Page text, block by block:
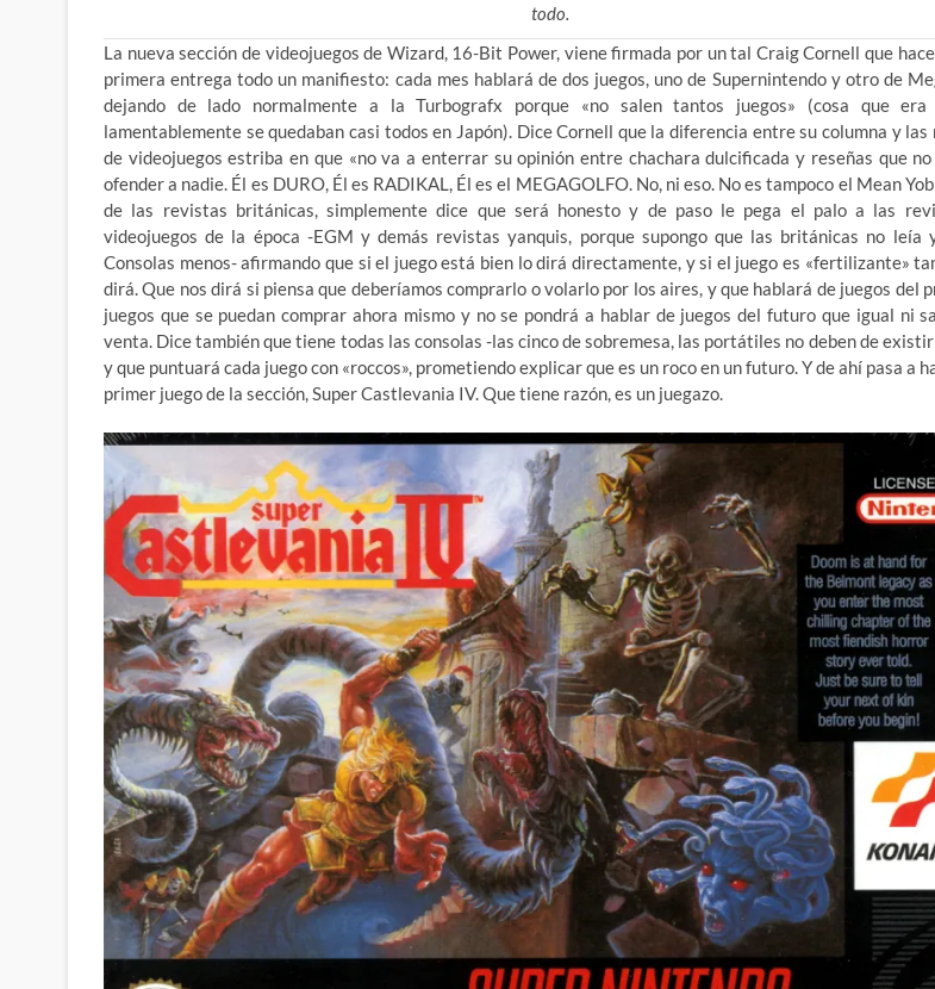
todo.
La nueva sección de videojuegos de Wizard, 16-Bit Power, viene firmada por un tal Craig Cornell que
primera entrega todo un manifiesto: cada mes hablará de dos juegos, uno de Supernintendo y otro de
dejando de lado normalmente a la Turbografx porque «no salen tantos juegos» (cosa que era
lamentablemente se quedaban casi todos en Japón). Dice Cornell que la diferencia entre su columna y
de videojuegos estriba en que «no va a enterrar su opinión entre chachara dulcificada y reseñas que
ofender a nadie. Él es DURO, Él es RADIKAL, Él es el MEGAGOLFO. No, ni eso. No es tampoco el Mean
de las revistas británicas, simplemente dice que será honesto y de paso le pega el palo a las
videojuegos de la época -EGM y demás revistas yanquis, porque supongo que las británicas no leía
Consolas menos- afirmando que si el juego está bien lo dirá directamente, y si el juego es «fertilizante»
dirá. Que nos dirá si piensa que deberíamos comprarlo o volarlo por los aires, y que hablará de juegos del
juegos que se puedan comprar ahora mismo y no se pondrá a hablar de juegos del futuro que igual ni
venta. Dice también que tiene todas las consolas -las cinco de sobremesa, las portátiles no deben de
y que puntuará cada juego con «roccos», prometiendo explicar que es un roco en un futuro. Y de ahí pasa a
primer juego de la sección, Super Castlevania IV. Que tiene razón, es un juegazo.